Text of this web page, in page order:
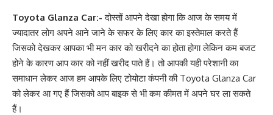
Toyota Glanza Car:- दोस्तों आपने देखा होगा कि आज के समय में
ज्यादातर लोग अपने आने जाने के सफर के लिए कार का इस्तेमाल करते हैं
जिसको देखकर आपका भी मन कार को खरीदने का होता होगा लेकिन कम बजट
होने के कारण आप कार को नहीं खरीद पाते हैं। तो आपकी यही परेशानी का
समाधान लेकर आज हम आपके लिए टोयोटा कंपनी की Toyota Glanza Car
को लेकर आ गए हैं जिसको आप बाइक से भी कम कीमत में अपने घर ला सकते
हैं।